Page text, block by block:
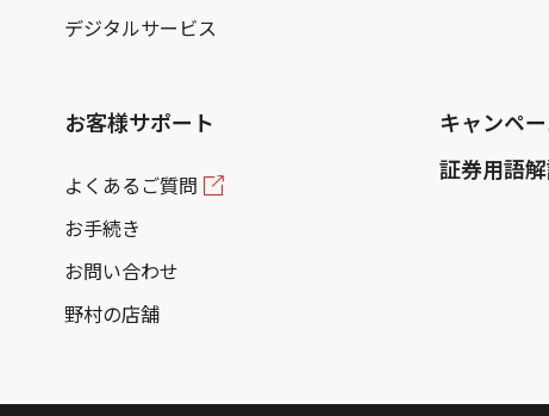
デジタルサービス
お客様サポート
よくあるご質問
お手続き
お問い合わせ
野村の店舗
キャンペ
証券用語